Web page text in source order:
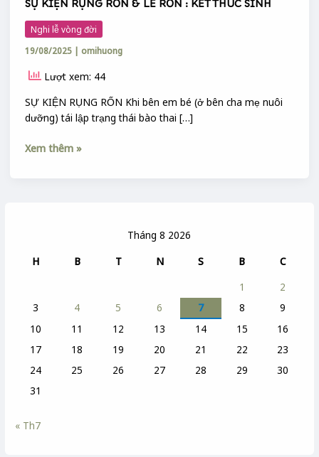
Tháng 8 2026
H
B T N S B
C
1
2
3
4 5 6 7 8
9
10
11 12 13 14 15
16
17
18 19 20 21 22
23
24
25 26 27 28 29
30
31
« Th7
SỰ KIỆN RỤNG RỐN & LỄ RỐN : KẾT THÚC SINH
Nghi lễ vòng đời
19/08/2025 | omihuong
Lượt xem: 44
SỰ KIỆN RỤNG RỐN Khi bên em bé (ở bên cha mẹ nuôi
dưỡng) tái lập trạng thái bào thai […]
Xem thêm »